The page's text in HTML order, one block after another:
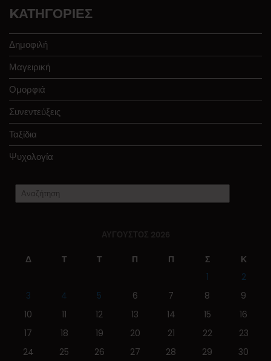
KΑΤΗΓΟΡΊΕΣ
Δημοφιλή
Μαγειρική
Ομορφιά
Συνεντεύξεις
Ταξίδια
Ψυχολογία
ΑΎΓΟΥΣΤΟΣ 2026
Δ Τ Τ Π Π Σ
Κ
1
2
3
4 5 6 7 8
9
10
11 12 13 14 15
16
17
18 19 20 21 22
23
24
25 26 27 28 29 30